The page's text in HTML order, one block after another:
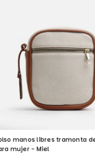
manos libres tramonta
mujer - Miel